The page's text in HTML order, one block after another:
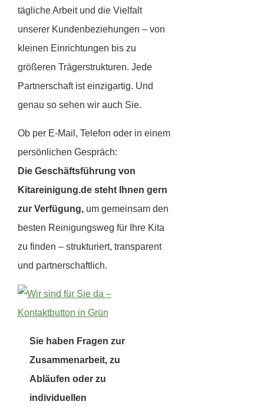
tägliche Arbeit und die Vielfalt
unserer Kundenbeziehungen – von
kleinen Einrichtungen bis zu
größeren Trägerstrukturen. Jede
Partnerschaft ist einzigartig. Und
genau so sehen wir auch Sie.
Ob per E-Mail, Telefon oder in einem
persönlichen Gespräch:
Die Geschäftsführung von
Kitareinigung.de steht Ihnen gern
zur Verfügung,um gemeinsam den
besten Reinigungsweg für Ihre Kita
zu finden – strukturiert, transparent
und partnerschaftlich.
Sie haben Fragen zur
Zusammenarbeit, zu
Abläufen oder zu
individuellen